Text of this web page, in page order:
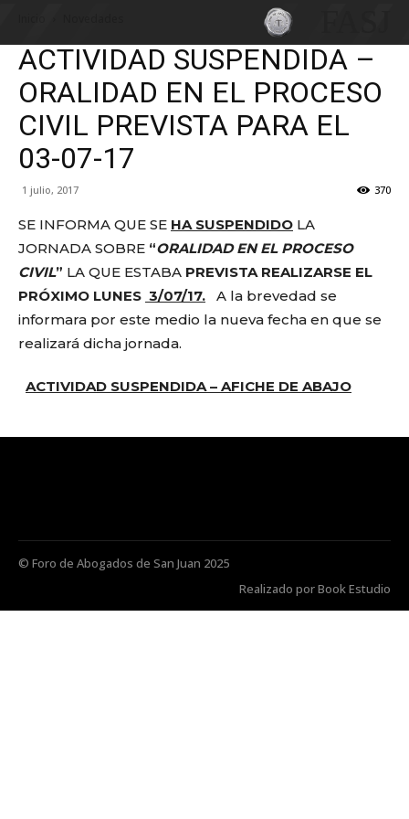
ACTIVIDAD SUSPENDIDA –
ORALIDAD EN EL PROCESO
CIVIL PREVISTA PARA EL
03-07-17
1 julio, 2017 370
SE INFORMA QUE SE HA SUSPENDIDO LA
JORNADA SOBRE “ORALIDAD EN EL PROCESO
CIVIL” LA QUE ESTABA PREVISTA REALIZARSE EL
PRÓXIMO LUNES 3/07/17. A la brevedad se
informara por este medio la nueva fecha en que se
realizará dicha jornada.
ACTIVIDAD SUSPENDIDA – AFICHE DE ABAJO
© Foro de Abogados de San Juan 2025
Realizado por Book Estudio